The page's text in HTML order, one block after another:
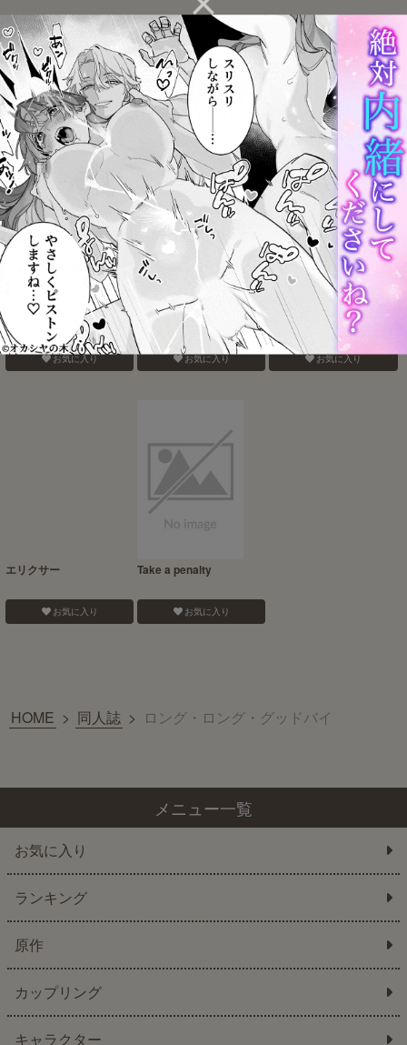
Blue Paranoia
お気に入り
バナナスプリットホット
ファッジサンデー
お気に入り
認知の力ってすげぇ！！
お気に入り
おねがいだからいいこと
聞いて
お気に入り
ベガスの夜に跳ぶ兎
お気に入り
みたしてうそつきねこか
ぶり
お気に入り
エリクサー
お気に入り
Take a penalty
お気に入り
HOME > 同人誌 > ロング・ロング・グッドバイ
メニュー一覧
お気に入り
ランキング
原作
カップリング
キャラクター